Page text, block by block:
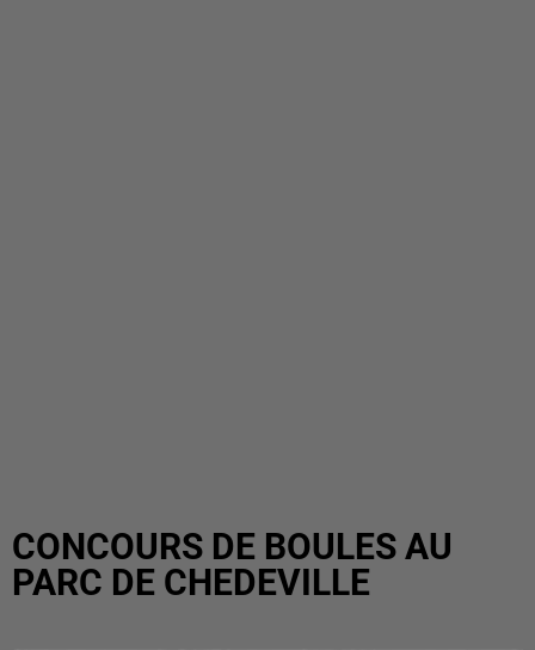
CONCOURS DE BOULES AU
PARC DE CHEDEVILLE